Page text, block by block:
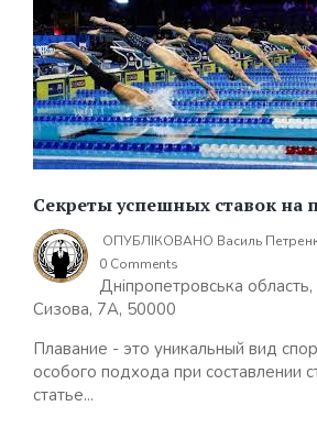
Секреты успешных ставок на
ОПУБЛІКОВАНО Василь
0 Comments
Дніпропетровська область,
Сизова, 7А, 50000
Плавание - это уникальный вид
особого подхода при составлении
статье...